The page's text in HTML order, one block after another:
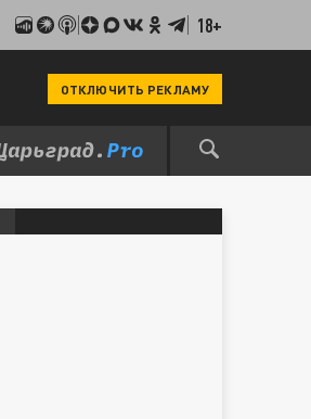
18+
ОТКЛЮЧИТЬ РЕКЛАМУ